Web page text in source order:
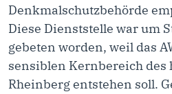
Denkmalschutzbehörde
Diese Dienststelle war um
gebeten worden, weil das
sensiblen Kernbereich des
Rheinberg entstehen soll.